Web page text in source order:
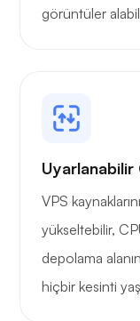
görüntüler
VPS
yükseltebilir,
depolama
hiçbir kesinti